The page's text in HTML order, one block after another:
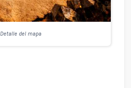
Detalle del mapa